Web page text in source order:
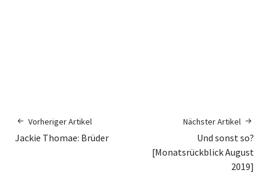
Vorheriger Artikel
Jackie Thomae: Brüder
Nächster Artikel
Und sonst so?
[Monatsrückblick August
2019]